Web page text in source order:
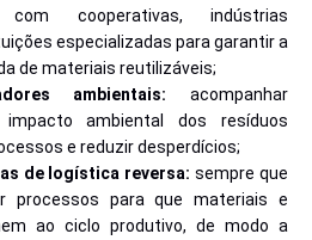
cooperativas, indústrias
especializadas para garantir a
de materiais reutilizáveis;
ambientais: acompanhar
impacto ambiental dos resíduos
e reduzir desperdícios;
de logística reversa:sempre que
processos para que materiais e
ao ciclo produtivo, de modo a